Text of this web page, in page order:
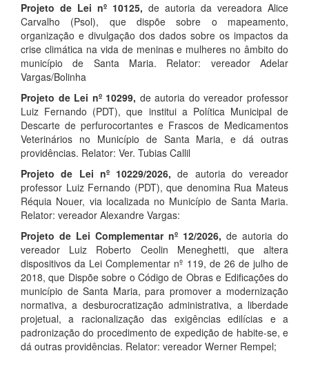
Projeto de Lei nº 10125, de autoria da vereadora Alice
Carvalho (Psol), que dispõe sobre o mapeamento,
organização e divulgação dos dados sobre os impactos da
crise climática na vida de meninas e mulheres no âmbito do
município de Santa Maria. Relator: vereador Adelar
Vargas/Bolinha
Projeto de Lei nº 10299, de autoria do vereador professor
Luiz Fernando (PDT), que institui a Política Municipal de
Descarte de perfurocortantes e Frascos de Medicamentos
Veterinários no Município de Santa Maria, e dá outras
providências. Relator: Ver. Tubias Callil
Projeto de Lei nº 10229/2026,de autoria do vereador
professor Luiz Fernando (PDT), que denomina Rua Mateus
Réquia Nouer, via localizada no Município de Santa Maria.
Relator: vereador Alexandre Vargas:
Projeto de Lei Complementar nº 12/2026, de autoria do
vereador Luiz Roberto Ceolin Meneghetti, que altera
dispositivos da Lei Complementar nº 119, de 26 de julho de
2018, que Dispõe sobre o Código de Obras e Edificações do
município de Santa Maria, para promover a modernização
normativa, a desburocratização administrativa, a liberdade
projetual, a racionalização das exigências edilícias e a
padronização do procedimento de expedição de habite-se, e
dá outras providências. Relator: vereador Werner Rempel;